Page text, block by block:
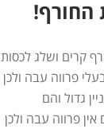
החורף!
קרים ושלג לכסות
פרווה עבה ולכן
גדול והם
פרווה עבה ולכן